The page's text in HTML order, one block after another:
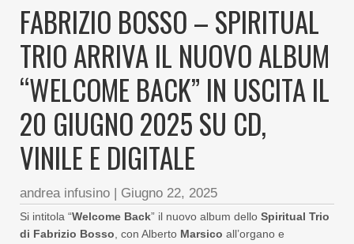
FABRIZIO BOSSO – SPIRITUAL
TRIO ARRIVA IL NUOVO ALBUM
“WELCOME BACK” IN USCITA IL
20 GIUGNO 2025 SU CD,
VINILE E DIGITALE
andrea infusino | Giugno 22, 2025
Si intitola “Welcome Back” il nuovo album dello Spiritual Trio
di Fabrizio Bosso , con Alberto Marsico all’organo e